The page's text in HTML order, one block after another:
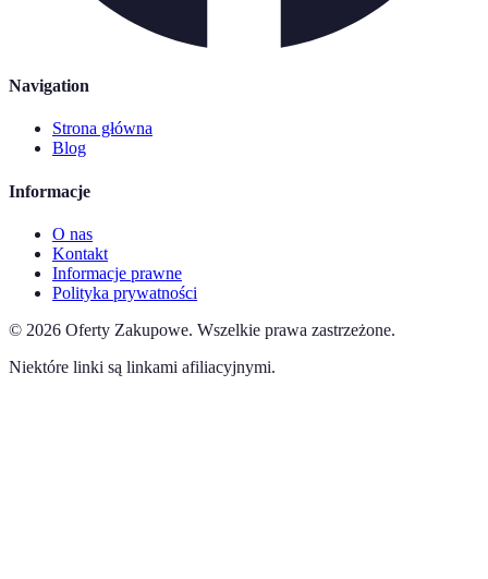
Navigation
Strona główna
Blog
Informacje
O nas
Kontakt
Informacje prawne
Polityka prywatności
© 2026 Oferty Zakupowe. Wszelkie prawa zastrzeżone.
Niektóre linki są linkami afiliacyjnymi.